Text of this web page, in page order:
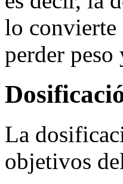
lo convierte
perder
La
objetivos